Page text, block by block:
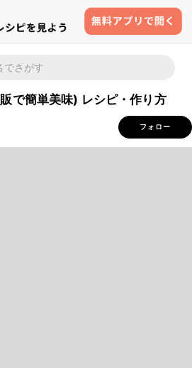
で簡単美味) レシピ・作り方
フォロー